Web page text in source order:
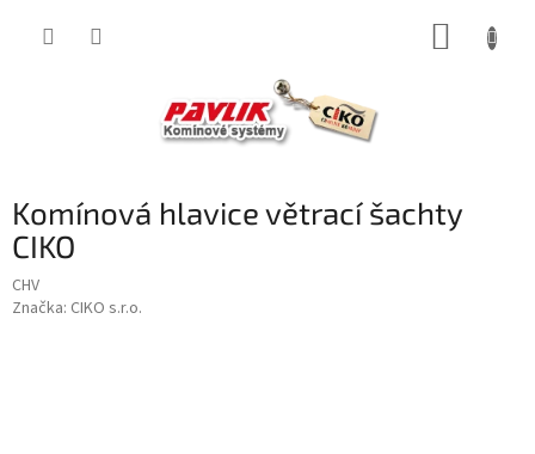
Komínová hlavice větrací šachty
CIKO
CHV
Značka: CIKO s.r.o.